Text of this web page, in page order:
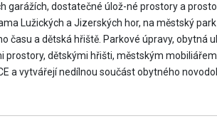
garážích, dostatečné úlož-né prostory a
Lužických a Jizerských hor, na městský
času a dětská hřiště. Parkové úpravy, obytná
prostory, dětskými hřišti, městským
a vytvářejí nedílnou součást obytného